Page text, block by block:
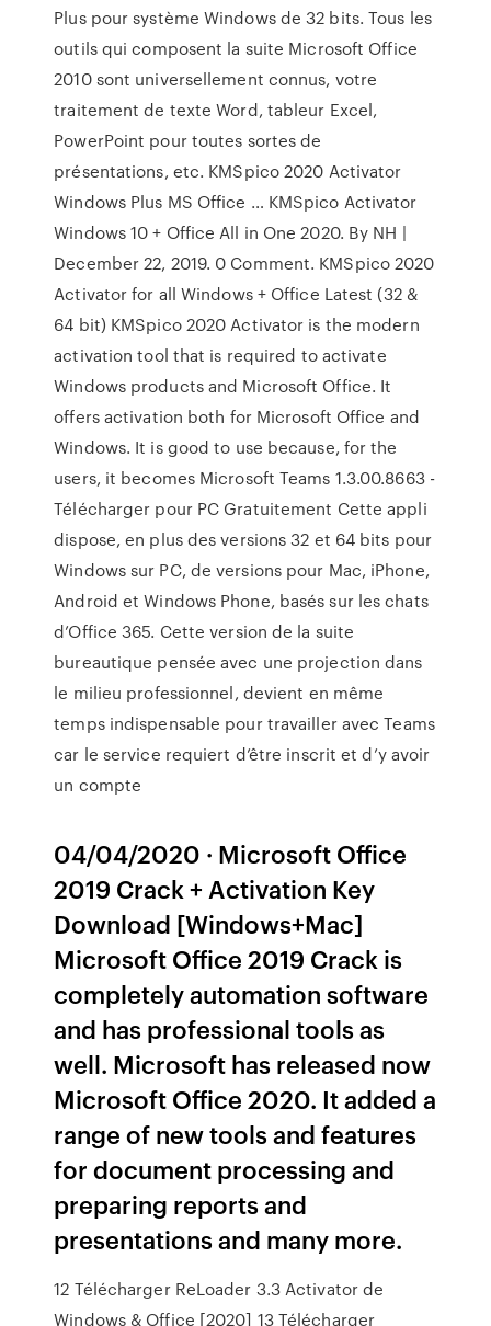
Plus pour système Windows de 32 bits. Tous les
outils qui composent la suite Microsoft Office
2010 sont universellement connus, votre
traitement de texte Word, tableur Excel,
PowerPoint pour toutes sortes de
présentations, etc. KMSpico 2020 Activator
Windows Plus MS Office … KMSpico Activator
Windows 10 + Office All in One 2020. By NH |
December 22, 2019. 0 Comment. KMSpico 2020
Activator for all Windows + Office Latest (32 &
64 bit) KMSpico 2020 Activator is the modern
activation tool that is required to activate
Windows products and Microsoft Office. It
offers activation both for Microsoft Office and
Windows. It is good to use because, for the
users, it becomes Microsoft Teams 1.3.00.8663 -
Télécharger pour PC Gratuitement Cette appli
dispose, en plus des versions 32 et 64 bits pour
Windows sur PC, de versions pour Mac, iPhone,
Android et Windows Phone, basés sur les chats
d’Office 365. Cette version de la suite
bureautique pensée avec une projection dans
le milieu professionnel, devient en même
temps indispensable pour travailler avec Teams
car le service requiert d’être inscrit et d’y avoir
un compte
04/04/2020 · Microsoft Office
2019 Crack + Activation Key
Download [Windows+Mac]
Microsoft Office 2019 Crack is
completely automation software
and has professional tools as
well. Microsoft has released now
Microsoft Office 2020. It added a
range of new tools and features
for document processing and
preparing reports and
presentations and many more.
12 Télécharger ReLoader 3.3 Activator de
Windows & Office [2020] 13 Télécharger